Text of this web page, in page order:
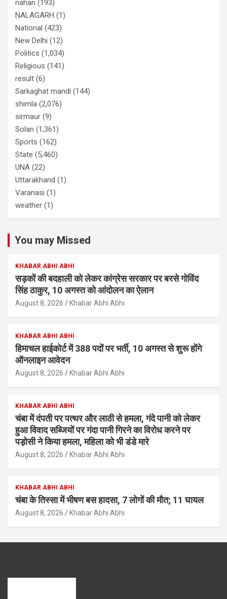
nahan (193)
NALAGARH (1)
National (423)
New Delhi (12)
Politics (1,034)
Religious (141)
result (6)
Sarkaghat mandi (144)
shimla (2,076)
sirmaur (9)
Solan (1,361)
Sports (162)
State (5,460)
UNA (22)
Uttarakhand (1)
Varanasi (1)
weather (1)
You may Missed
KHABAR ABHI ABHI
सड़कों की बदहाली को लेकर कांग्रेस सरकार पर बरसे गोविंद
सिंह ठाकुर, 10 अगस्त को आंदोलन का ऐलान
August 8, 2026 Khabar Abhi Abhi
KHABAR ABHI ABHI
हिमाचल हाईकोर्ट में 388 पदों पर भर्ती, 10 अगस्त से शुरू होंगे
ऑनलाइन आवेदन
August 8, 2026 Khabar Abhi Abhi
KHABAR ABHI ABHI
चंबा में दंपती पर पत्थर और लाठी से हमला, गंदे पानी को लेकर
हुआ विवाद सब्जियों पर गंदा पानी गिरने का विरोध करने पर
पड़ोसी ने किया हमला, महिला को भी डंडे मारे
August 8, 2026 Khabar Abhi Abhi
KHABAR ABHI ABHI
चंबा के तिस्सा में भीषण बस हादसा, 7 लोगों की मौत; 11 घायल
August 8, 2026 Khabar Abhi Abhi